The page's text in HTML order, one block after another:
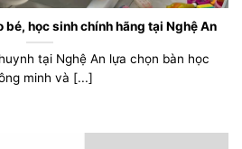
bé, học sinh chính hãng tại Nghệ An
tại Nghệ An lựa chọn bàn học
minh và [...]